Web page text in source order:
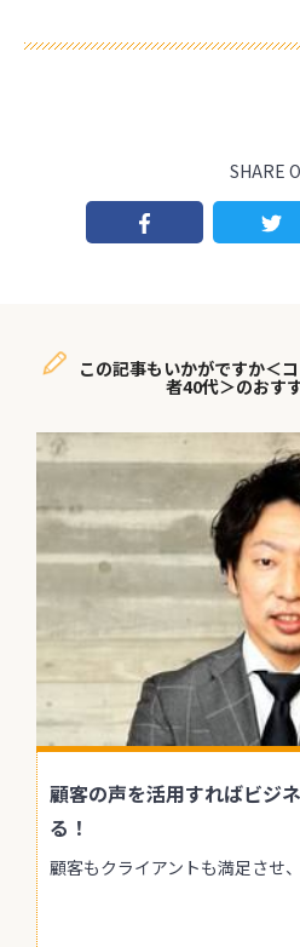
SHARE
この記事もいかがですか＜
者40代＞のおす
顧客の声を活用すればビジ
る！
顧客もクライアントも満足させ